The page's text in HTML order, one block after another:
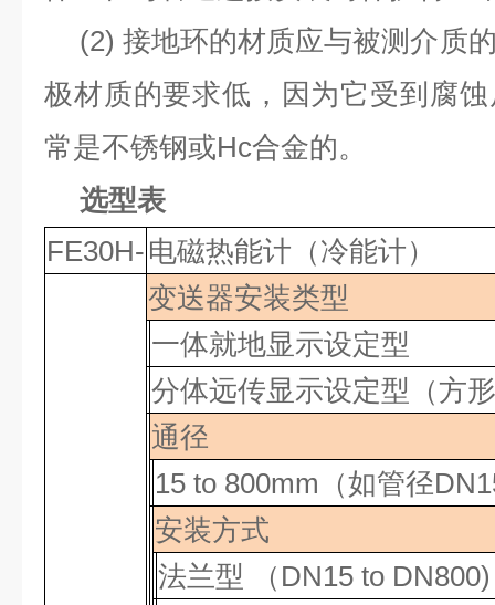
(2)接地环的材质应与被测介质
极材质的要求低，因为它受到腐
常是不锈钢或Hc合金的。
选型表
FE30H- 电磁热能计（冷能计）
变送器安装类型
一体就地显示设定型
分体远传显示设定型（方
通径
15 to 800mm （如管径
安装方式
法兰型 （DN15 to DN800)